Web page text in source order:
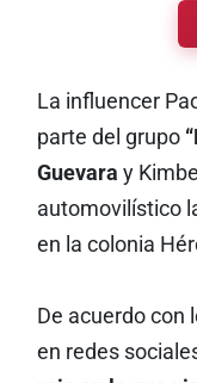
La influencer
parte del grupo
Guevara y
automovilístico
en la colonia
De acuerdo con
en redes